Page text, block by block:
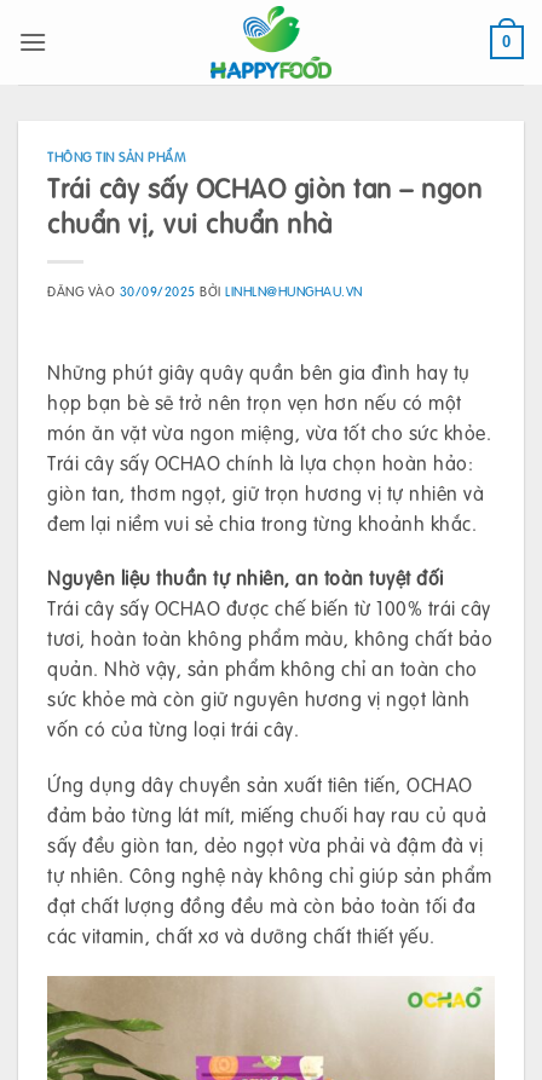
qua
0
THÔNG TIN SẢN PHẨM
Trái cây sấy OCHAO giòn tan – ngon
chuẩn vị, vui chuẩn nhà
ĐĂNG VÀO 30/09/2025 BỞILINHLN@HUNGHAU.VN
Những phút giây quây quần bên gia đình hay tụ
họp bạn bè sẽ trở nên trọn vẹn hơn nếu có một
món ăn vặt vừa ngon miệng, vừa tốt cho sức khỏe.
Trái cây sấy OCHAO chính là lựa chọn hoàn hảo:
giòn tan, thơm ngọt, giữ trọn hương vị tự nhiên và
đem lại niềm vui sẻ chia trong từng khoảnh khắc.
Nguyên liệu thuần tự nhiên, an toàn tuyệt đối
Trái cây sấy OCHAO được chế biến từ 100% trái cây
tươi, hoàn toàn không phẩm màu, không chất bảo
quản. Nhờ vậy, sản phẩm không chỉ an toàn cho
sức khỏe mà còn giữ nguyên hương vị ngọt lành
vốn có của từng loại trái cây.
Ứng dụng dây chuyền sản xuất tiên tiến, OCHAO
đảm bảo từng lát mít, miếng chuối hay rau củ quả
sấy đều giòn tan, dẻo ngọt vừa phải và đậm đà vị
tự nhiên. Công nghệ này không chỉ giúp sản phẩm
đạt chất lượng đồng đều mà còn bảo toàn tối đa
các vitamin, chất xơ và dưỡng chất thiết yếu.